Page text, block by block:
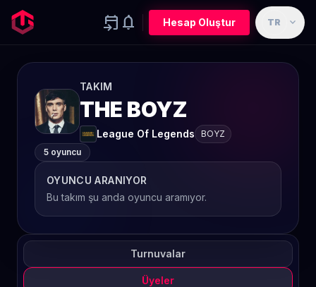
event_upcoming notifications Hesap Oluştur TR expand_more
TAKIM
THE BOYZ
League Of Legends
BOYZ
5 oyuncu
OYUNCU ARANIYOR
Bu takım şu anda oyuncu aramıyor.
Turnuvalar
Üyeler